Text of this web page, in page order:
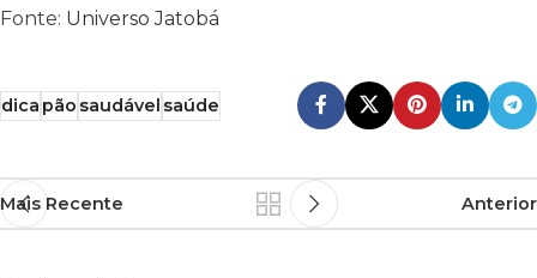
Fonte: Universo Jatobá
dicapãosaudávelsaúde
Mais Recente Anterior